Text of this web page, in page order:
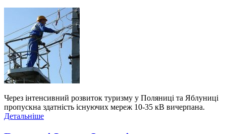
Через інтенсивний розвиток туризму у Поляниці та Яблуниці
пропускна здатність існуючих мереж 10-35 кВ вичерпана.
Детальніше